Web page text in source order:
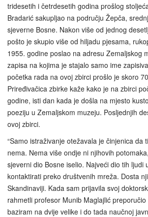
tridesetih i četrdesetih godina prošlog
Bradarić sakupljao na području Žepča,
sjeverne Bosne. Nakon više od jednog
pošto je skupio više od hiljadu pjesama,
1955. godine poslao na adresu Zemaljskog
zapisa na kojima je stajalo samo ime
početka rada na ovoj zbirci prošlo je skoro
Priređivačica zbirke kaže kako je na zbirci
godine, isti dan kada je došla na mjesto
poeziju u Zemaljskom muzeju. Posljednjih
ovoj zbirci.
“Samo istraživanje otežavala je činjenica da
nema. Nema više ondje ni njihovih
sjeverni dio Bosne iselio. Najveći dio tih ljudi
kontaktirati preko društvenih mreža. Dosta
Skandinaviji. Kada sam prijavila svoj
rahmetli profesor Munib Maglajlić
baziram na dvije velike i do tada naučnoj